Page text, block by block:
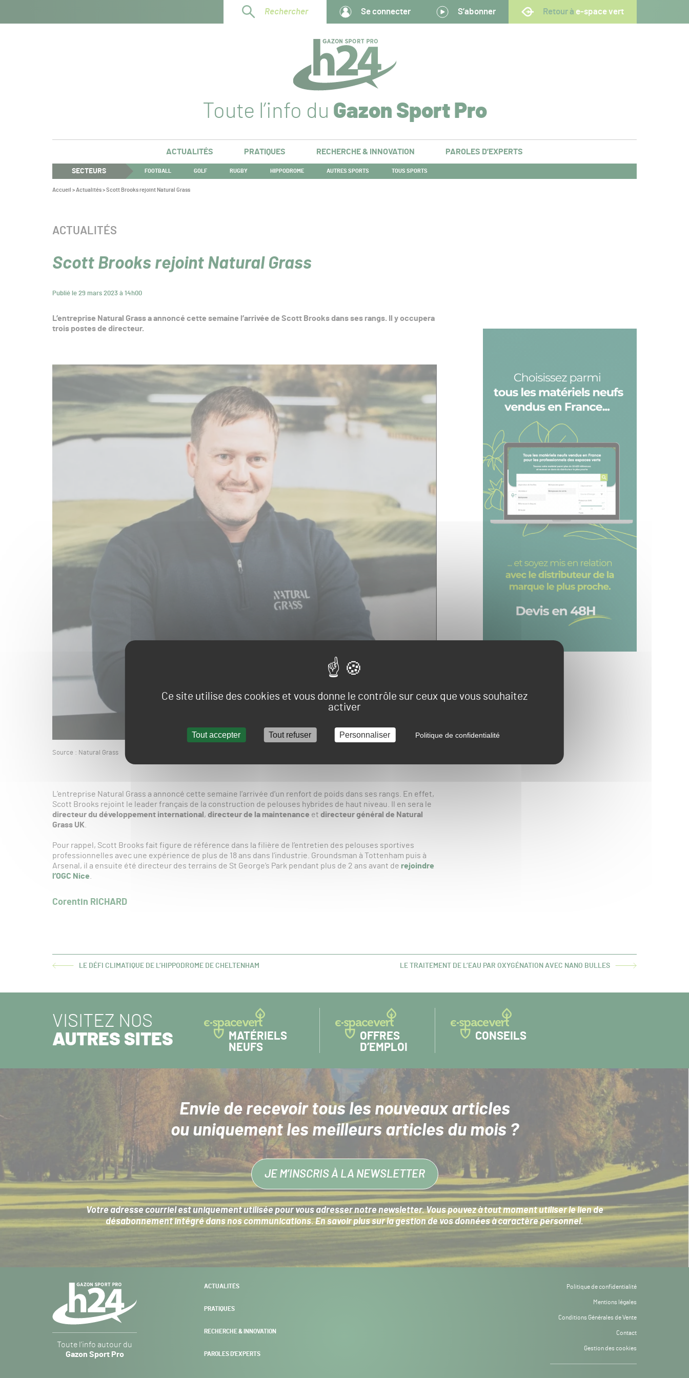
Ce site utilise des cookies et vous donne le contrôle sur ceux que vous souhaitez
activer
Tout accepter Tout refuser Personnaliser Politique de confidentialité
Rechercher Se connecter S’abonner Retour à e-space vert
Toute l’info du Gazon Sport Pro
ACTUALITÉS PRATIQUES RECHERCHE & INNOVATION PAROLES D’EXPERTS
SECTEURS FOOTBALL GOLF RUGBY HIPPODROME AUTRES SPORTS TOUS SPORTS
Vous
Accueil >Actualités>Scott Brooks rejoint Natural Grass
Scott Brooks rejoint Natural Grass
Publié le 29 mars 2023 à 14h00
CATÉGORIE :
ACTUALITÉS
L’entreprise Natural Grass a annoncé cette semaine l’arrivée de Scott Brooks dans ses rangs. Il y occupera
trois postes de directeur.
Source : Natural Grass
L’entreprise Natural Grass a annoncé cette semaine l’arrivée d’un renfort de poids dans ses rangs. En effet,
Scott Brooks rejoint le leader français de la construction de pelouses hybrides de haut niveau. Il en sera le
directeur du développement international , directeur de la maintenance et directeur général de Natural
Grass UK.
Pour rappel, Scott Brooks fait figure de référence dans la filière de l’entretien des pelouses sportives
professionnelles avec une expérience de plus de 18 ans dans l’industrie. Groundsman à Tottenham puis à
Arsenal, il a ensuite été directeur des terrains de St George’s Park pendant plus de 2 ans avant de rejoindre
l’OGC Nice.
Corentin RICHARD
ARTICLELE DÉFI CLIMATIQUE DE L’HIPPODROME DE CHELTENHAM
ARTICLE
LE TRAITEMENT DE L’EAU PAR OXYGÉNATION AVEC NANO BULLES
VISITEZ NOS
AUTRES SITES
MATÉRIELS
NEUFS
OFFRES
D’EMPLOI
CONSEILS
Envie de recevoir tous les nouveaux articles
ou uniquement les meilleurs articles du mois ?
JE M’INSCRIS À LA NEWSLETTER
Votre adresse courriel est uniquement utilisée pour vous adresser notre newsletter. Vous pouvez à tout moment utiliser le lien de
désabonnement intégré dans nos communications. En savoir plus sur lagestion de vos données à caractère personnel.
Sport
Pro
Toute l’info autour du
Gazon Sport Pro
ACTUALITÉS
PRATIQUES
RECHERCHE & INNOVATION
PAROLES D’EXPERTS
Politique de confidentialité
Mentions légales
Conditions Générales de Vente
Contact
Gestion des cookies